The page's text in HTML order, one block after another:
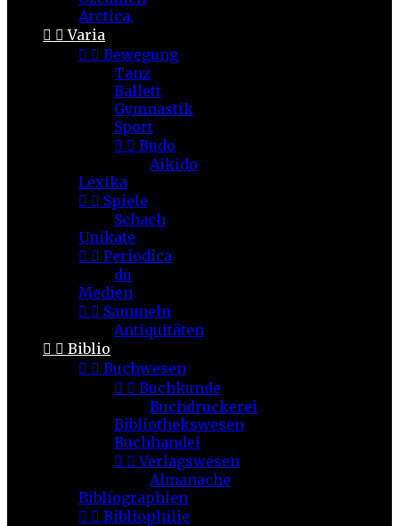
Arctica,
  Varia
  Bewegung
Tanz
Ballett
Gymnastik
Sport
  Budo
Aikido
Lexika
  Spiele
Schach
Unikate
  Periodica
du
Medien
  Sammeln
Antiquitäten
  Biblio
  Buchwesen
  Buchkunde
Buchdruckerei
Bibliothekswesen
Buchhandel
  Verlagswesen
Almanache
Bibliographien
  Bibliophilie